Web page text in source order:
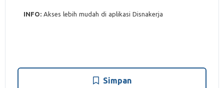
INFO: Akses lebih mudah di aplikasi Disnakerja
Simpan